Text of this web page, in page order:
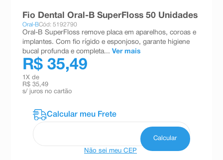
Fio Dental Oral-B SuperFloss 50 Unidades
Oral-BCód: 5192790
Oral-B SuperFloss remove placa em aparelhos, coroas e
implantes. Com fio rígido e esponjoso, garante higiene
bucal profunda e completa... Ver mais
R$ 35,49
1 X de
R$ 35,49
s/ juros no cartão
Não sei meu CEP
teste gravidez
absorvente
ºshampoo